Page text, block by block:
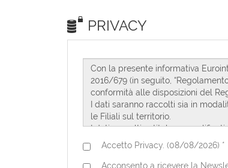
PRIVACY
Accetto Privacy. (08/08/2026) *
Acconsento a ricevere la